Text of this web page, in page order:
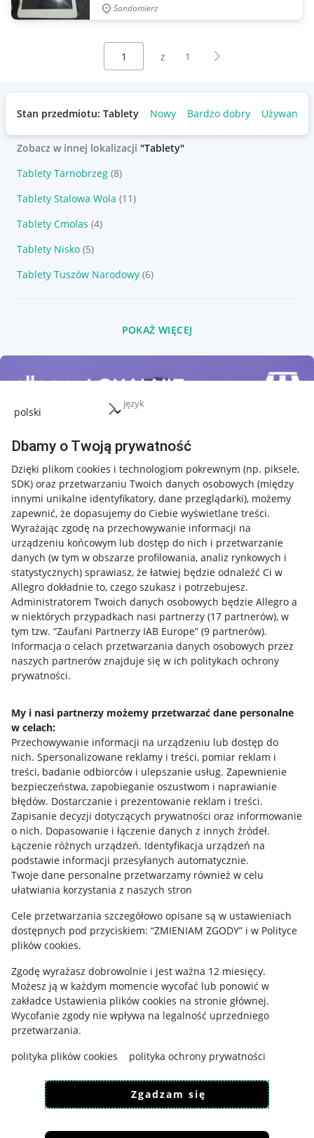
język
Dbamy o Twoją prywatność
Dzięki plikom cookies i technologiom pokrewnym (np. piksele,
SDK) oraz przetwarzaniu Twoich danych osobowych (między
innymi unikalne identyfikatory, dane przeglądarki), możemy
zapewnić, że dopasujemy do Ciebie wyświetlane treści.
Wyrażając zgodę na przechowywanie informacji na
urządzeniu końcowym lub dostęp do nich i przetwarzanie
danych (w tym w obszarze profilowania, analiz rynkowych i
statystycznych) sprawiasz, że łatwiej będzie odnaleźć Ci w
Allegro dokładnie to, czego szukasz i potrzebujesz.
Administratorem Twoich danych osobowych będzie Allegro a
w niektórych przypadkach nasi partnerzy (17 partnerów), w
tym tzw. “Zaufani Partnerzy IAB Europe” (9 partnerów).
Informacja o celach przetwarzania danych osobowych przez
naszych partnerów znajduje się w ich politykach ochrony
prywatności.
My i nasi partnerzy możemy przetwarzać dane personalne
w celach:
Przechowywanie informacji na urządzeniu lub dostęp do
nich. Spersonalizowane reklamy i treści, pomiar reklam i
treści, badanie odbiorców i ulepszanie usług. Zapewnienie
bezpieczeństwa, zapobieganie oszustwom i naprawianie
błędów. Dostarczanie i prezentowanie reklam i treści.
Zapisanie decyzji dotyczących prywatności oraz informowanie
o nich. Dopasowanie i łączenie danych z innych źródeł.
Łączenie różnych urządzeń. Identyfikacja urządzeń na
podstawie informacji przesyłanych automatycznie.
Twoje dane personalne przetwarzamy również w celu
ułatwiania korzystania z naszych stron
Cele przetwarzania szczegółowo opisane są w ustawieniach
dostępnych pod przyciskiem: “ZMIENIAM ZGODY” i w Polityce
plików cookies.
Zgodę wyrażasz dobrowolnie i jest ważna 12 miesięcy.
Możesz ją w każdym momencie wycofać lub ponowić w
zakładce Ustawienia plików cookies na stronie głównej.
Wycofanie zgody nie wpływa na legalność uprzedniego
przetwarzania.
polityka plików cookies
polityka ochrony prywatności
Zgadzam się
Sandomierz
Wybierz stronę:
z 1 Następna strona
Stan przedmiotu: Tablety Nowy Bardzo dobry Używany
Zobacz w innej lokalizacji "Tablety"
Tablety Tarnobrzeg (8)
Tablety Stalowa Wola (11)
Tablety Cmolas (4)
Tablety Nisko (5)
Tablety Tuszów Narodowy (6)
POKAŻ WIĘCEJ
Przydatne informacje
Jak to działa
Allegro Gadane dla sprzedających
Allegro Gadane dla kupujących
Mapa miejscowości
Informacje prawne
Regulamin
Polityka plików "cookies"
Ustawienia plików "cookies"
Udostępnianie lokalizacji
Informacje dla Aktu o Usługach Cyfrowych
Pobierz aplikację